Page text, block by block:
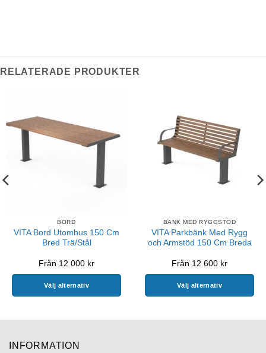
RELATERADE PRODUKTER
BORD
VITA Bord Utomhus 150 Cm
Bred Trä/Stål
Från 12 000 kr
Välj alternativ
har
BÄNK MED RYGGSTÖD
VITA Parkbänk Med Rygg
och Armstöd 150 Cm Breda
Från 12 600 kr
Välj alternativ
INFORMATION